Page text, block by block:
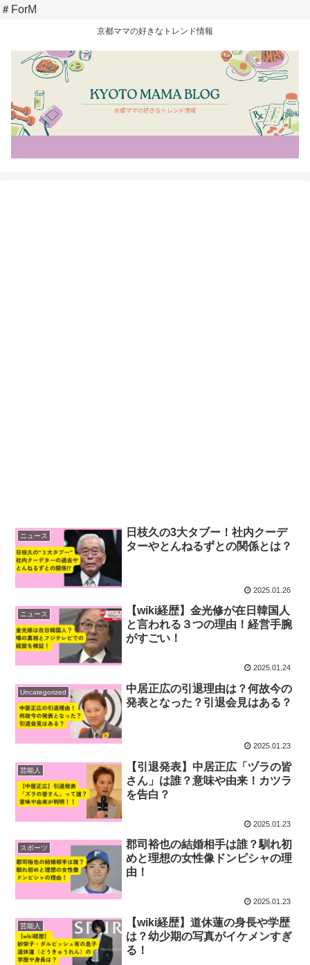
＃ForM
京都ママの好きなトレンド情報
ニュース
日枝久の3大タブー！社内クーデ
ターやとんねるずとの関係とは？
2025.01.26
ニュース
【wiki経歴】金光修が在日韓国人
と言われる３つの理由！経営手腕
がすごい！
2025.01.24
Uncategorized
中居正広の引退理由は？何故今の
発表となった？引退会見はある？
2025.01.23
芸能人
【引退発表】中居正広「ヅラの皆
さん」は誰？意味や由来！カツラ
を告白？
2025.01.23
スポーツ
郡司裕也の結婚相手は誰？馴れ初
めと理想の女性像ドンピシャの理
由！
2025.01.23
芸能人
【wiki経歴】道休蓮の身長や学歴
は？幼少期の写真がイケメンすぎ
る！